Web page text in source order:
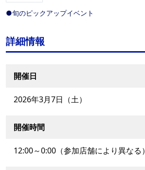
●旬のピックアップイベント
詳細情報
開催日
2026年3月7日（土）
開催時間
12:00～0:00（参加店舗により異なる）